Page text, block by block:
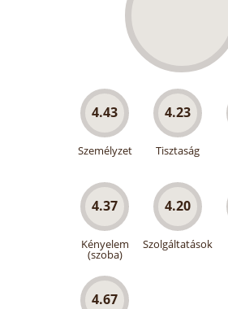
4.43
Személyzet
4.23
Tisztaság
4.37
Kényelem
(szoba)
4.20
Szolgáltatások
4.67